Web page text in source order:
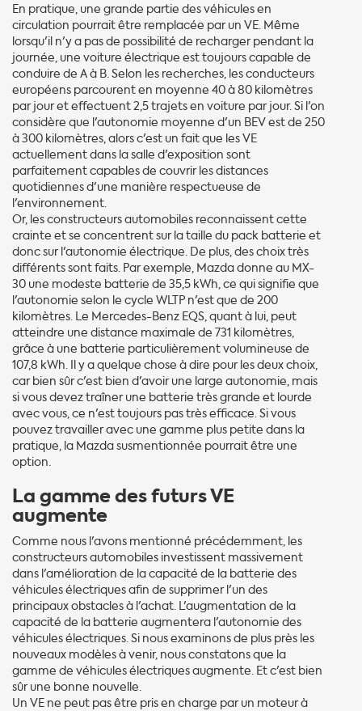
En pratique, une grande partie des véhicules en
circulation pourrait être remplacée par un VE. Même
lorsqu'il n'y a pas de possibilité de recharger pendant la
journée, une voiture électrique est toujours capable de
conduire de A à B. Selon les recherches, les conducteurs
européens parcourent en moyenne 40 à 80 kilomètres
par jour et effectuent 2,5 trajets en voiture par jour. Si l'on
considère que l'autonomie moyenne d'un BEV est de 250
à 300 kilomètres, alors c'est un fait que les VE
actuellement dans la salle d'exposition sont
parfaitement capables de couvrir les distances
quotidiennes d'une manière respectueuse de
l'environnement.
Or, les constructeurs automobiles reconnaissent cette
crainte et se concentrent sur la taille du pack batterie et
donc sur l'autonomie électrique. De plus, des choix très
différents sont faits. Par exemple, Mazda donne au MX-
30 une modeste batterie de 35,5 kWh, ce qui signifie que
l'autonomie selon le cycle WLTP n'est que de 200
kilomètres. Le Mercedes-Benz EQS, quant à lui, peut
atteindre une distance maximale de 731 kilomètres,
grâce à une batterie particulièrement volumineuse de
107,8 kWh. Il y a quelque chose à dire pour les deux choix,
car bien sûr c'est bien d'avoir une large autonomie, mais
si vous devez traîner une batterie très grande et lourde
avec vous, ce n'est toujours pas très efficace. Si vous
pouvez travailler avec une gamme plus petite dans la
pratique, la Mazda susmentionnée pourrait être une
option.
La gamme des futurs VE
augmente
Comme nous l'avons mentionné précédemment, les
constructeurs automobiles investissent massivement
dans l'amélioration de la capacité de la batterie des
véhicules électriques afin de supprimer l'un des
principaux obstacles à l'achat. L'augmentation de la
capacité de la batterie augmentera l'autonomie des
véhicules électriques. Si nous examinons de plus près les
nouveaux modèles à venir, nous constatons que la
gamme de véhicules électriques augmente. Et c'est bien
sûr une bonne nouvelle.
Un VE ne peut pas être pris en charge par un moteur à